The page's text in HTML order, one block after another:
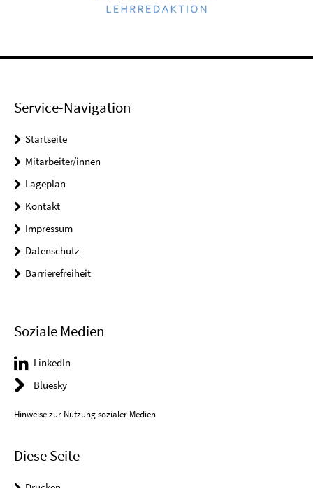
Service-Navigation
Startseite
Mitarbeiter/innen
Lageplan
Kontakt
Impressum
Datenschutz
Barrierefreiheit
Soziale Medien
LinkedIn
Bluesky
Hinweise zur Nutzung sozialer Medien
Diese Seite